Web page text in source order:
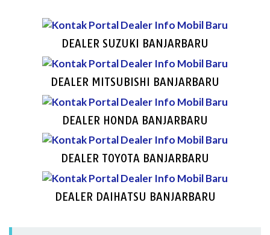
DEALER SUZUKI BANJARBARU
DEALER MITSUBISHI BANJARBARU
DEALER HONDA BANJARBARU
DEALER TOYOTA BANJARBARU
DEALER DAIHATSU BANJARBARU